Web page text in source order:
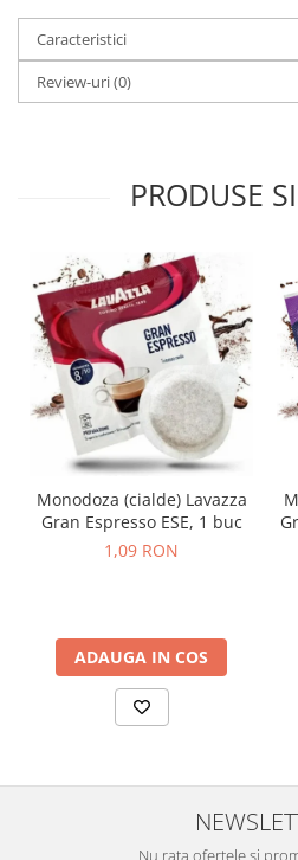
Caracteristici
Review-uri(0)
PRODUSE
Monodoza (cialde) Lavazza
Gran Espresso ESE, 1 buc
1,09 RON
ADAUGA IN COS
Nu rata ofertele si